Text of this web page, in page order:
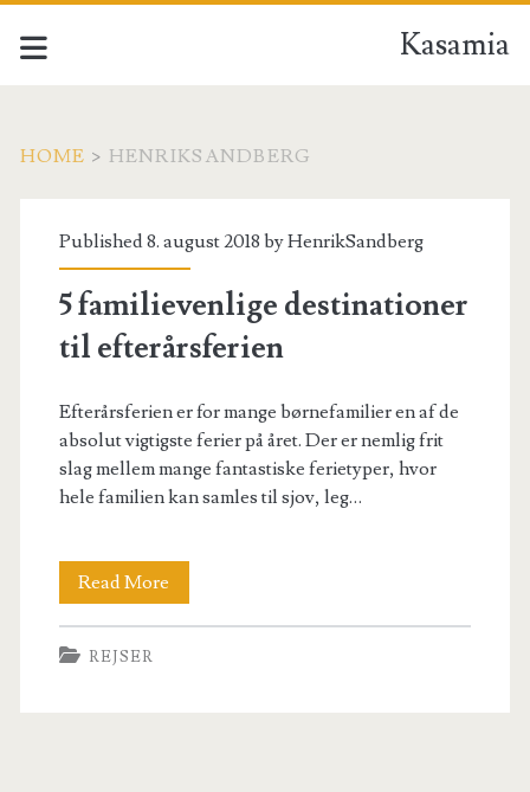
Kasamia
HOME > HENRIKSANDBERG
Forfatter:
Published 8. august 2018 byHenrikSandberg
5 familievenlige destinationer
til efterårsferien
Efterårsferien er for mange børnefamilier en af de
absolut vigtigste ferier på året. Der er nemlig frit
slag mellem mange fantastiske ferietyper, hvor
hele familien kan samles til sjov, leg…
Read More
familievenlige
REJSER